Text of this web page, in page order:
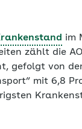
im
zählt die
gefolgt von
mit 6,8